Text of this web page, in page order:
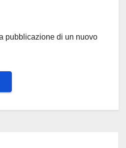
pubblicazione di un nuovo